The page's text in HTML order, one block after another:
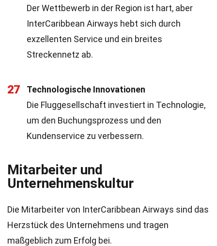
Der Wettbewerb in der Region ist hart, aber
InterCaribbean Airways hebt sich durch
exzellenten Service und ein breites
Streckennetz ab.
27
Technologische Innovationen
Die Fluggesellschaft investiert in Technologie,
um den Buchungsprozess und den
Kundenservice zu verbessern.
Mitarbeiter und
Unternehmenskultur
Die Mitarbeiter von InterCaribbean Airways sind das
Herzstück des Unternehmens und tragen
maßgeblich zum Erfolg bei.